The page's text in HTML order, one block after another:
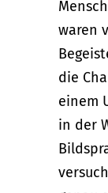
waren
die
einem
in der